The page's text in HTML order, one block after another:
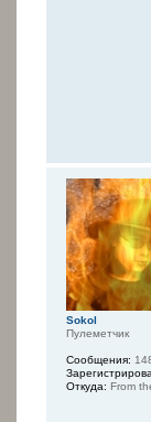
Sokol
Пулеметчик
Сообщения:
Откуда: From